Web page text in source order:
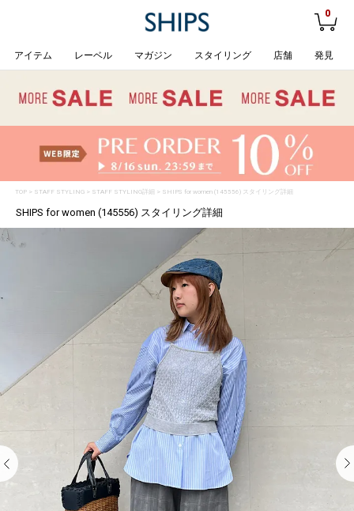
0
アイテム レーベル マガジン スタイリング 店舗 発見
TOP> STAFF STYLING> STAFF STYLING詳細 > SHIPS for women (145556) スタイリング詳細
SHIPS for women (145556) スタイリング詳細